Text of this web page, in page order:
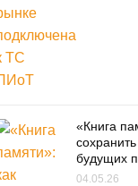
«Книга
будущих
04.05.26